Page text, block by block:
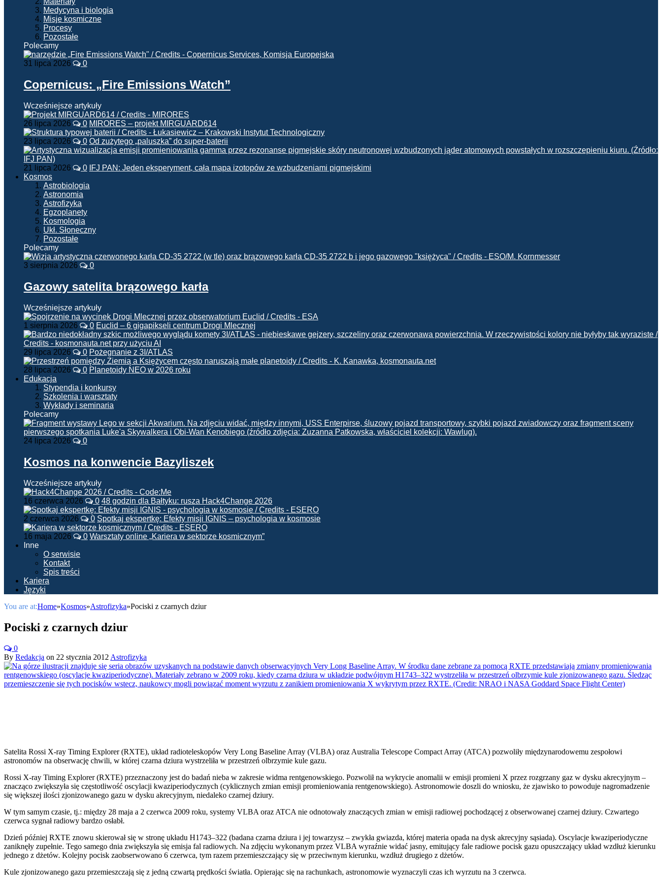
Medycyna i biologia
Misje kosmiczne
Procesy
Pozostałe
Polecamy
31 lipca 2026 0
Copernicus: „Fire Emissions Watch”
Wcześniejsze artykuły
26 lipca 2026 0 MIRORES – projekt MIRGUARD614
23 lipca 2026 0 Od zużytego „paluszka” do super-baterii
21 lipca 2026 0 IFJ PAN: Jeden eksperyment, cała mapa izotopów ze wzbudzeniami pigmejskimi
Kosmos
Astrobiologia
Astronomia
Astrofizyka
Egzoplanety
Kosmologia
Ukł. Słoneczny
Pozostałe
Polecamy
3 sierpnia 2026 0
Gazowy satelita brązowego karła
Wcześniejsze artykuły
1 sierpnia 2026 0 Euclid – 6 gigapikseli centrum Drogi Mlecznej
29 lipca 2026 0 Pożegnanie z 3I/ATLAS
28 lipca 2026 0 Planetoidy NEO w 2026 roku
Edukacja
Stypendia i konkursy
Szkolenia i warsztaty
Wykłady i seminaria
Polecamy
24 lipca 2026 0
Kosmos na konwencie Bazyliszek
Wcześniejsze artykuły
16 czerwca 2026 0 48 godzin dla Bałtyku: rusza Hack4Change 2026
2 czerwca 2026 0 Spotkaj ekspertkę: Efekty misji IGNIS – psychologia w kosmosie
16 maja 2026 0 Warsztaty online „Kariera w sektorze kosmicznym”
Inne
O serwisie
Kontakt
Spis treści
Kariera
Języki
You are at:Home»Kosmos»Astrofizyka»Pociski z czarnych dziur
Pociski z czarnych dziur
0
By Redakcja on 22 stycznia 2012 Astrofizyka
Satelita Rossi X-ray Timing Explorer (RXTE), układ radioteleskopów Very Long Baseline Array (VLBA) oraz Australia Telescope Compact Array (ATCA) pozwoliły międzynarodowemu zespołowi
astronomów na obserwację chwili, w której czarna dziura wystrzeliła w przestrzeń olbrzymie kule gazu.
Rossi X-ray Timing Explorer (RXTE) przeznaczony jest do badań nieba w zakresie widma rentgenowskiego. Pozwolił na wykrycie anomalii w emisji promieni X przez rozgrzany gaz w dysku akrecyjnym –
znacząco zwiększyła się częstotliwość oscylacji kwaziperiodycznych (cyklicznych zmian emisji promieniowania rentgenowskiego). Astronomowie doszli do wniosku, że zjawisko to powoduje nagromadzenie
się większej ilości zjonizowanego gazu w dysku akrecyjnym, niedaleko czarnej dziury.
W tym samym czasie, tj.: między 28 maja a 2 czerwca 2009 roku, systemy VLBA oraz ATCA nie odnotowały znaczących zmian w emisji radiowej pochodzącej z obserwowanej czarnej dziury. Czwartego
czerwca sygnał radiowy bardzo osłabł.
Dzień później RXTE znowu skierował się w stronę układu H1743–322 (badana czarna dziura i jej towarzysz – zwykła gwiazda, której materia opada na dysk akrecyjny sąsiada). Oscylacje kwaziperiodyczne
zaniknęły zupełnie. Tego samego dnia zwiększyła się emisja fal radiowych. Na zdjęciu wykonanym przez VLBA wyraźnie widać jasny, emitujący fale radiowe pocisk gazu opuszczający układ wzdłuż kierunku
jednego z dżetów. Kolejny pocisk zaobserwowano 6 czerwca, tym razem przemieszczający się w przeciwnym kierunku, wzdłuż drugiego z dżetów.
Kule zjonizowanego gazu przemieszczają się z jedną czwartą prędkości światła. Opierając się na rachunkach, astronomowie wyznaczyli czas ich wyrzutu na 3 czerwca.